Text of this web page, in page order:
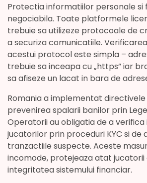
Protectia informatiilor personale si
negociabila. Toate platformele
trebuie sa utilizeze protocoale de
a securiza comunicatiile.
acestui protocol este simpla –
trebuie sa inceapa cu „https” iar
sa afiseze un lacat in bara de
Romania a implementat
prevenirea spalarii banilor prin
Operatorii au obligatia de a
jucatorilor prin proceduri KYC si de
tranzactiile suspecte. Aceste
incomode, protejeaza atat jucatorii
integritatea sistemului financiar.